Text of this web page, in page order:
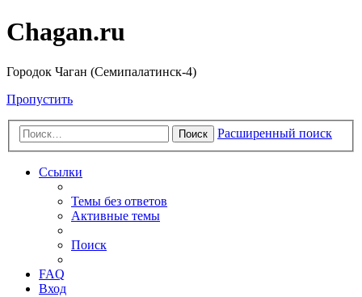
Chagan.ru
Городок Чаган (Семипалатинск-4)
Пропустить
Поиск Расширенный поиск
Ссылки
Темы без ответов
Активные темы
Поиск
FAQ
Вход